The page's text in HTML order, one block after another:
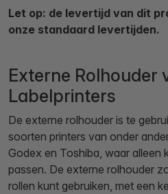
Let op: de levertijd van dit
onze standaard levertijden.
Externe Rolhouder
Labelprinters
De externe rolhouder is te
soorten printers van onder
Godex en Toshiba, waar alleen
passen. De externe rolhouder
rollen kunt gebruiken, met een